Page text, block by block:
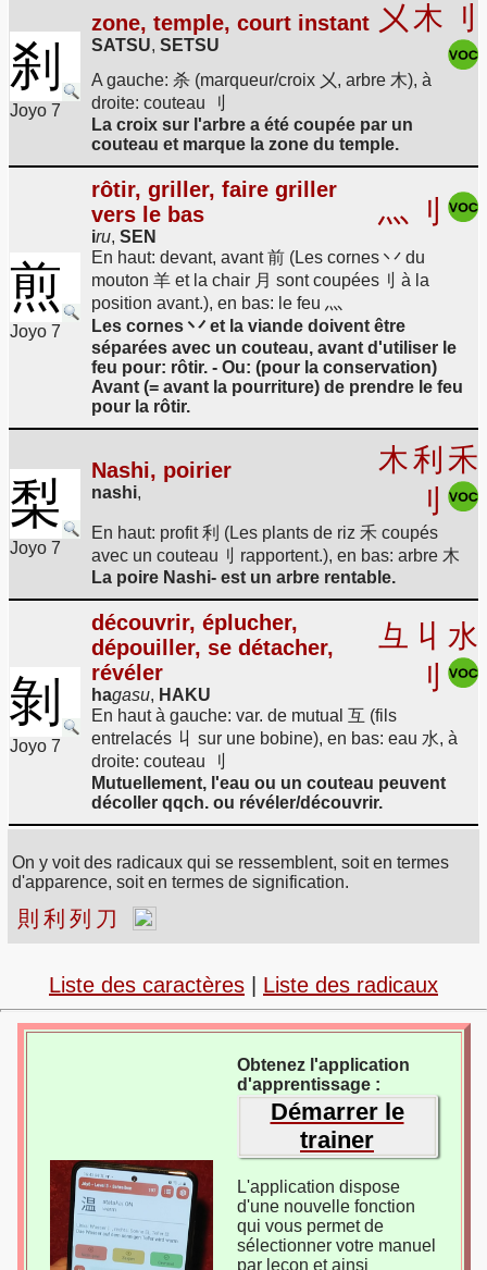
刹
Joyo 7
zone, temple, court instant
SATSU, SETSU
㐅 木 刂
A gauche: 杀 (marqueur/croix 㐅, arbre 木), à
droite: couteau 刂
La croix sur l'arbre a été coupée par un
couteau et marque la zone du temple.
煎
Joyo 7
rôtir, griller, faire griller
vers le bas
iru, SEN
灬 刂
En haut: devant, avant 前 (Les cornes 丷 du
mouton 羊 et la chair 月 sont coupées刂 à la
position avant.), en bas: le feu 灬
Les cornes 丷 et la viande doivent être
séparées avec un couteau, avant d'utiliser le
feu pour: rôtir. - Ou: (pour la conservation)
Avant (= avant la pourriture) de prendre le feu
pour la rôtir.
梨
Joyo 7
Nashi, poirier
nashi,
木利 禾
刂
En haut: profit 利 (Les plants de riz 禾 coupés
avec un couteau刂 rapportent.), en bas: arbre 木
La poire Nashi- est un arbre rentable.
剝
Joyo 7
découvrir, éplucher,
dépouiller, se détacher,
révéler
hagasu, HAKU
彑 丩 水
刂
En haut à gauche: var. de mutual 互 (fils
entrelacés 丩 sur une bobine), en bas: eau 水, à
droite: couteau 刂
Mutuellement, l'eau ou un couteau peuvent
décoller qqch. ou révéler/découvrir.
On y voit des radicaux qui se ressemblent, soit en termes
d'apparence, soit en termes de signification.
則 利 列 刀
Liste des caractères Liste des radicaux
Obtenez l'application
d'apprentissage :
Démarrer le
trainer
L'application dispose
d'une nouvelle fonction
qui vous permet de
sélectionner votre manuel
par leçon et ainsi